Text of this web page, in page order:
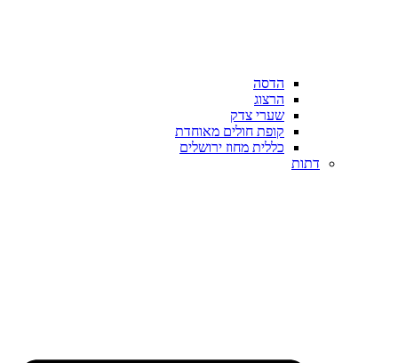
הדסה
הרצוג
שערי צדק
קופת חולים מאוחדת
כללית מחוז ירושלים
דתות